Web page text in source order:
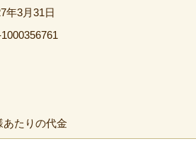
年3月31日
あたりの代金